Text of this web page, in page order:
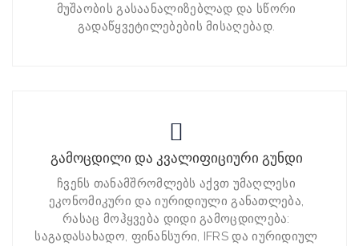
მუშაობის გასაანალიზებლად და სწორი
გადაწყვეტილებების მისაღებად.
გამოცდილი და კვალიფიციური გუნდი
ჩვენს თანამშრომლებს აქვთ უმაღლესი
ეკონომიკური და იურიდიული განათლება,
რასაც მოჰყვება დიდი გამოცდილება:
საგადასახადო, ფინანსური, IFRS და იურიდიულ